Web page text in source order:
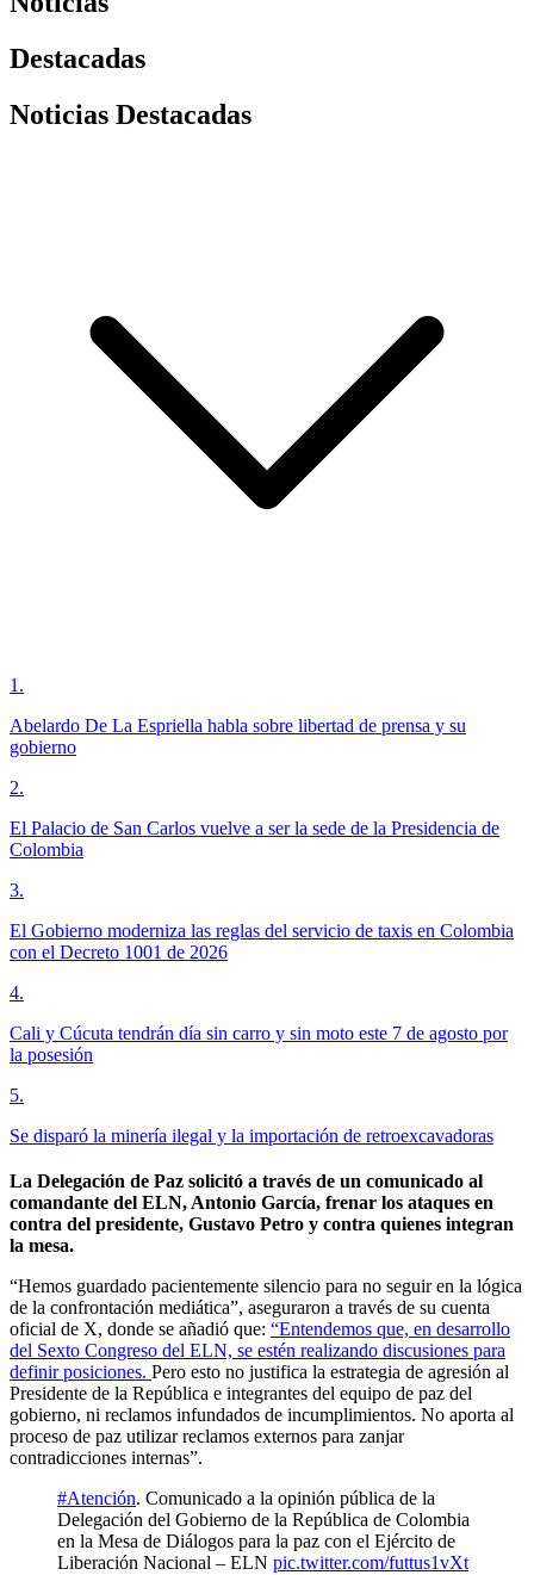
Destacadas
Noticias Destacadas
1 .
Abelardo De La Espriella habla sobre libertad de prensa y su
gobierno
2.
El Palacio de San Carlos vuelve a ser la sede de la Presidencia de
Colombia
3.
El Gobierno moderniza las reglas del servicio de taxis en Colombia
con el Decreto 1001 de 2026
4.
Cali y Cúcuta tendrán día sin carro y sin moto este 7 de agosto por
la posesión
5.
Se disparó la minería ilegal y la importación de retroexcavadoras
La Delegación de Paz solicitó a través de un comunicado al
comandante del ELN, Antonio García, frenar los ataques en
contra del presidente, Gustavo Petro y contra quienes integran
la mesa.
“Hemos guardado pacientemente silencio para no seguir en la lógica
de la confrontación mediática”, aseguraron a través de su cuenta
oficial de X, donde se añadió que: “Entendemos que, en desarrollo
del Sexto Congreso del ELN, se estén realizando discusiones para
definir posiciones. Pero esto no justifica la estrategia de agresión al
Presidente de la República e integrantes del equipo de paz del
gobierno, ni reclamos infundados de incumplimientos. No aporta al
proceso de paz utilizar reclamos externos para zanjar
contradicciones internas”.
#Atención. Comunicado a la opinión pública de la
Delegación del Gobierno de la República de Colombia
en la Mesa de Diálogos para la paz con el Ejército de
Liberación Nacional – ELN pic.twitter.com/futtus1vXt